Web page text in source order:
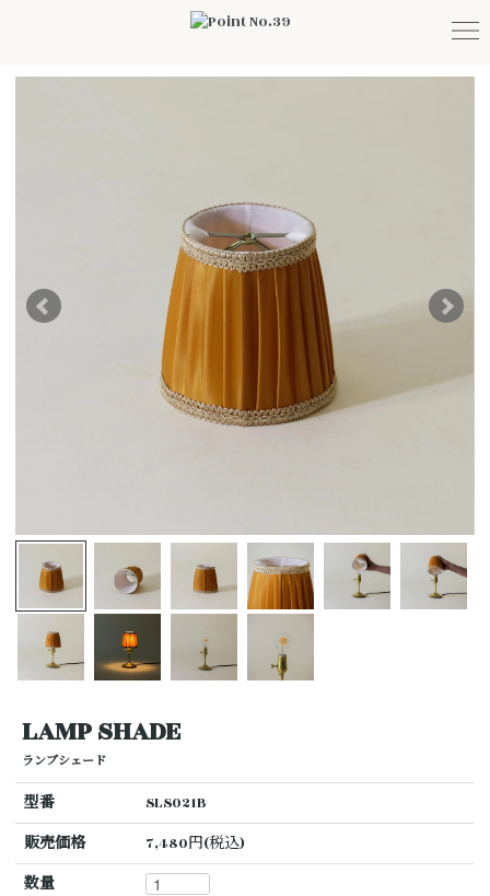
LAMP SHADE
ランプシェード
型番
SLS021B
販売価格
7,480円(税込)
数量